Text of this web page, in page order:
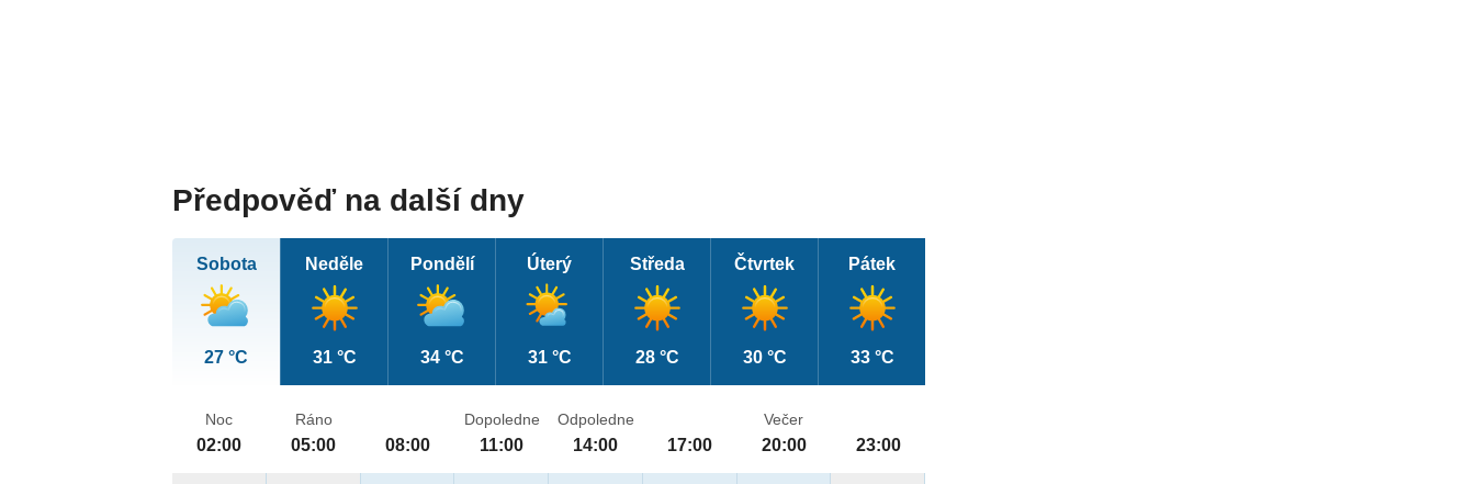
Předpověď na další dny
Sobota
27 °C
Neděle
31 °C
Pondělí
34 °C
Úterý
31 °C
Středa
28 °C
Čtvrtek
30 °C
Pátek
33 °C
Noc
02:00
Ráno
05:00 08:00
Dopoledne
11:00
Odpoledne
14:00 17:00
Večer
20:00 23:00